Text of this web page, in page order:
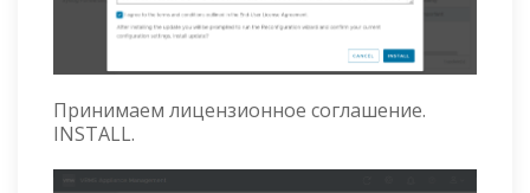
Принимаем лицензионное соглашение.
INSTALL.